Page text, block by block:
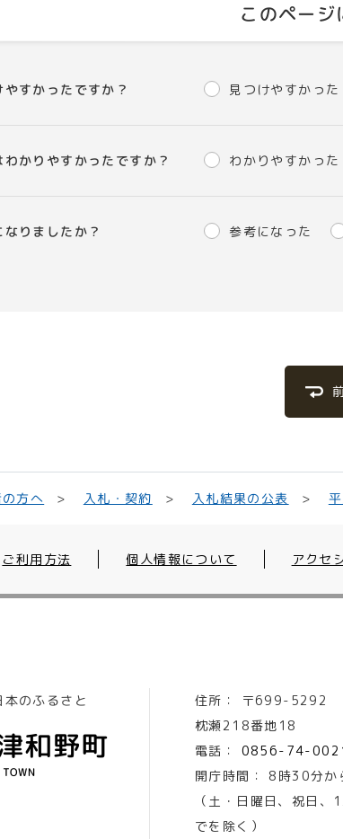
このページ
すかったですか？ 見つけやすかった
かりやすかったですか？ わかりやすかった
りましたか？ 参考になった
方へ 入札・契約 入札結果の公表
ご利用方法 個人情報について アクセ
のふるさと 住所： 〒699-5292
枕瀬218番地18
電話：
0856-74-
開庁時間：
8時30分か
（土・日曜日、祝日
でを除く）